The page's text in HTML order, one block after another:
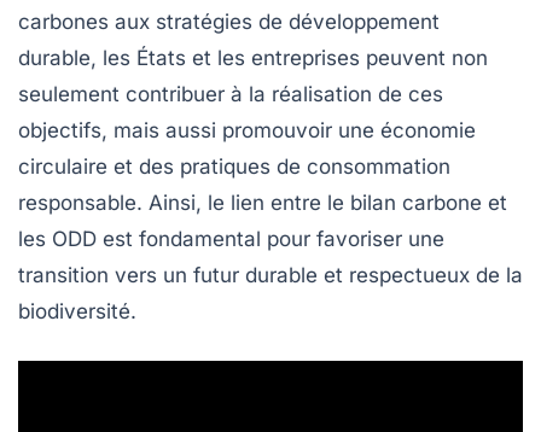
carbones aux stratégies de développement
durable, les États et les entreprises peuvent non
seulement contribuer à la réalisation de ces
objectifs, mais aussi promouvoir une économie
circulaire et des pratiques de consommation
responsable. Ainsi, le lien entre le bilan carbone et
les ODD est fondamental pour favoriser une
transition vers un futur durable et respectueux de la
biodiversité.